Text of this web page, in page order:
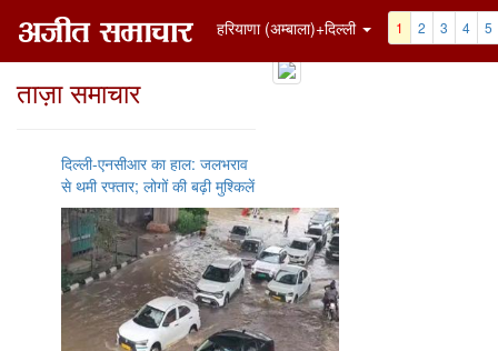
हरियाणा (अम्बाला)+दिल्ली 1 2 3 4 5
ताज़ा समाचार
दिल्ली-एनसीआर का हाल: जलभराव
से थमी रफ्तार; लोगों की बढ़ी मुश्किलें